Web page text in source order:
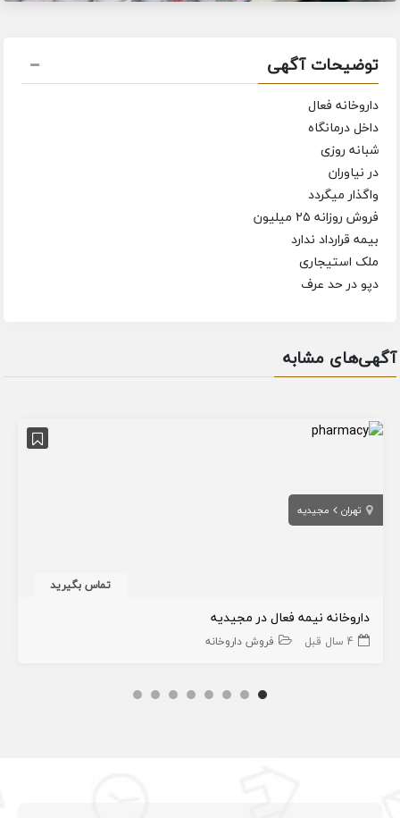
توضیحات آگهی
داروخانه فعال
داخل درمانگاه
شبانه روزی
در نیاوران
واگذار میگردد
فروش روزانه ۲۵ میلیون
بیمه قرارداد ندارد
ملک استیجاری
دپو در حد عرف
آگهی‌های مشابه
تهران مجیدیه
تماس بگیرید
داروخانه نیمه فعال در مجیدیه
4 سال قبل فروش داروخانه